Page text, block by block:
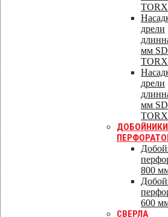
TORX
дрели
мм
TORX
дрели
мм
TORX
800
600
СВЕРЛА
Сертификат
на изделия из
Сертификат
на
Сертификат
Сертификат